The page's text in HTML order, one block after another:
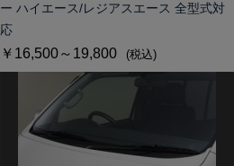
ー ハイエース/レジアスエース 全型式対
応
￥16,500～19,800 (税込)